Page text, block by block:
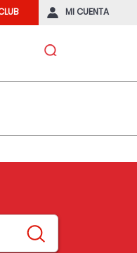
MI CUENTA